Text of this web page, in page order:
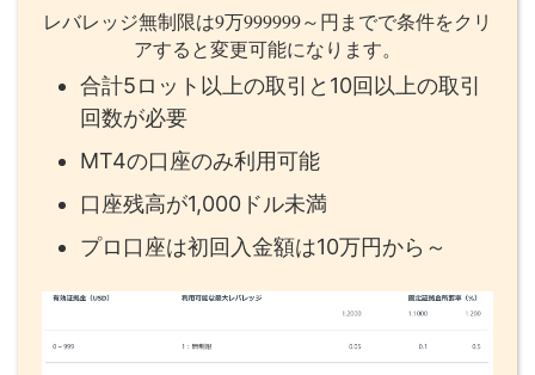
レバレッジ無制限は9万999999～円までで条件をクリ
アすると変更可能になります。
合計5ロット以上の取引と10回以上の取引
回数が必要
MT4の口座のみ利用可能
口座残高が1,000ドル未満
プロ口座は初回入金額は10万円から～